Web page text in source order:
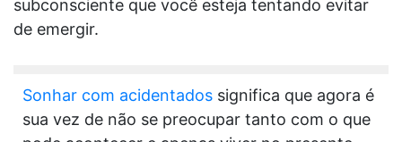
subconsciente que você esteja tentando evitar
de emergir.
Sonhar com acidentados significa que agora é
sua vez de não se preocupar tanto com o que